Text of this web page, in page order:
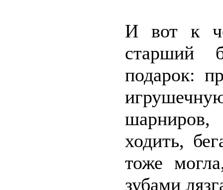
И вот к
старший
подарок:
ходить,
тоже
зубами